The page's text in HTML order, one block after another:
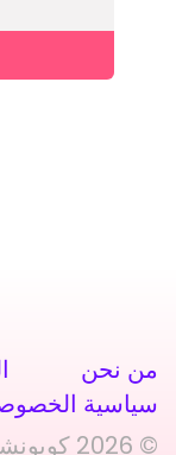
من نحن
سياسية
© 2026 كوبونشي. All Rights Reserved.